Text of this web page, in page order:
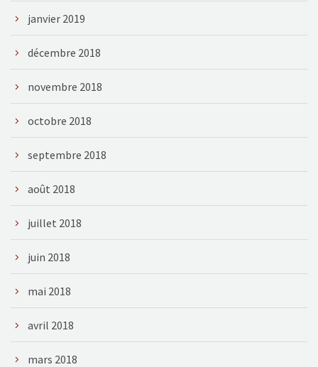
janvier 2019
décembre 2018
novembre 2018
octobre 2018
septembre 2018
août 2018
juillet 2018
juin 2018
mai 2018
avril 2018
mars 2018